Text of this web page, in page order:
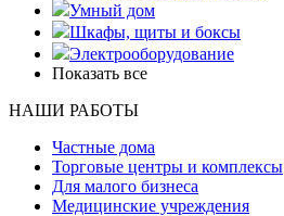
Умный дом
Шкафы, щиты и боксы
Электрооборудование
Показать все
НАШИ РАБОТЫ
Частные дома
Торговые центры и комплексы
Для малого бизнеса
Медицинские учреждения